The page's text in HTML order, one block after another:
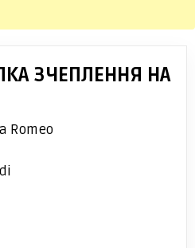
ЗЧЕПЛЕННЯ НА
Romeo